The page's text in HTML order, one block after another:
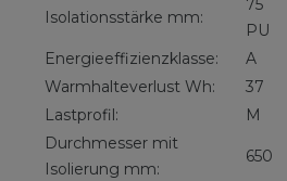
Isolationsstärke mm:
75
PU
Energieeffizienzklasse: A
Warmhalteverlust Wh:
37
Lastprofil:
M
Durchmesser mit
Isolierung mm:
650